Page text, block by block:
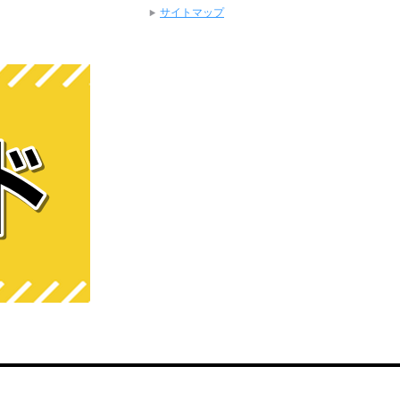
サイトマップ